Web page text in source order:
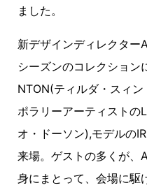
ました。
新デザインディレクター
シーズンのコレクション
NTON(ティルダ・スィ
ポラリーアーティストの
オ・ドーソン),モデルの
来場。ゲストの多くが、
身にまとって、会場に駆